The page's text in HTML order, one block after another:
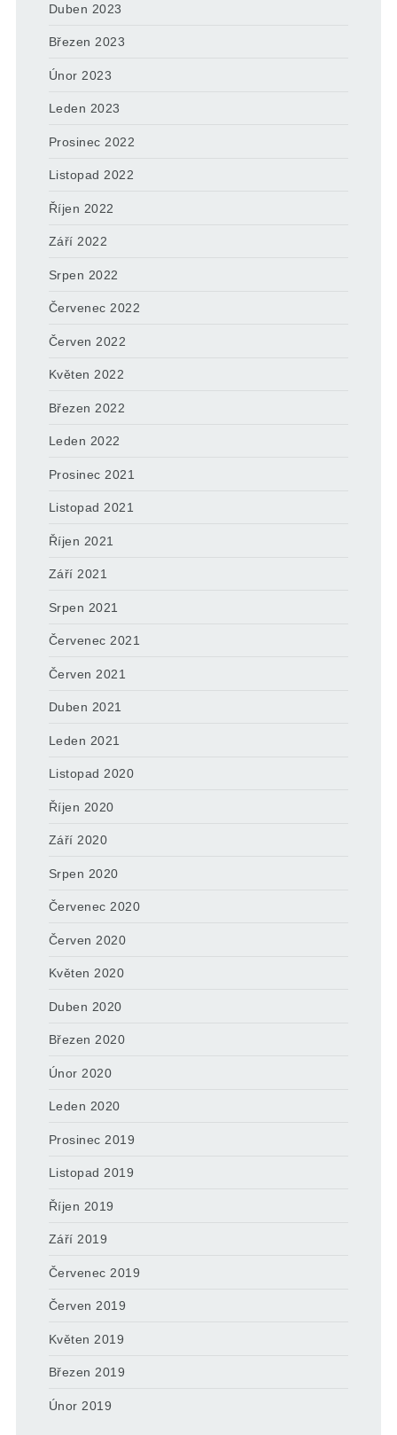
Duben 2023
Březen 2023
Únor 2023
Leden 2023
Prosinec 2022
Listopad 2022
Říjen 2022
Září 2022
Srpen 2022
Červenec 2022
Červen 2022
Květen 2022
Březen 2022
Leden 2022
Prosinec 2021
Listopad 2021
Říjen 2021
Září 2021
Srpen 2021
Červenec 2021
Červen 2021
Duben 2021
Leden 2021
Listopad 2020
Říjen 2020
Září 2020
Srpen 2020
Červenec 2020
Červen 2020
Květen 2020
Duben 2020
Březen 2020
Únor 2020
Leden 2020
Prosinec 2019
Listopad 2019
Říjen 2019
Září 2019
Červenec 2019
Červen 2019
Květen 2019
Březen 2019
Únor 2019